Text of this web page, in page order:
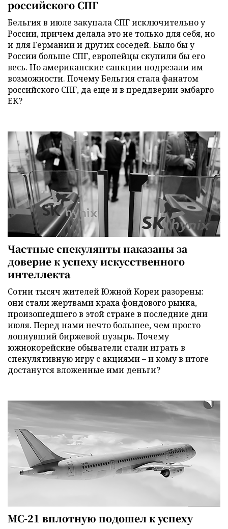
российского СПГ
Бельгия в июле закупала СПГ исключительно у
России, причем делала это не только для себя, но
и для Германии и других соседей. Было бы у
России больше СПГ, европейцы скупили бы его
весь. Но американские санкции подрезали им
возможности. Почему Бельгия стала фанатом
российского СПГ, да еще и в преддверии эмбарго
ЕК?
Частные спекулянты наказаны за
доверие к успеху искусственного
интеллекта
Сотни тысяч жителей Южной Кореи разорены:
они стали жертвами краха фондового рынка,
произошедшего в этой стране в последние дни
июля. Перед нами нечто большее, чем просто
лопнувший биржевой пузырь. Почему
южнокорейские обыватели стали играть в
спекулятивную игру с акциями – и кому в итоге
достанутся вложенные ими деньги?
МС-21 вплотную подошел к успеху